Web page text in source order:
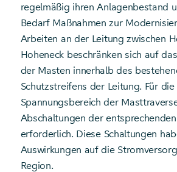
regelmäßig ihren Anlagenbestand
Bedarf Maßnahmen zur
Arbeiten an der Leitung zwischen
Hoheneck beschränken sich auf
der Masten innerhalb des
Schutzstreifens der Leitung. Für
Spannungsbereich der
Abschaltungen der
erforderlich. Diese Schaltungen
Auswirkungen auf die
Region.